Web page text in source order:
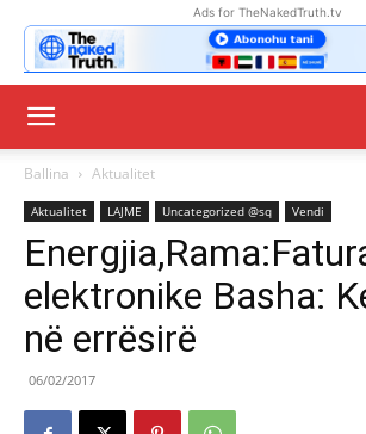
Ads for TheNakedTruth.tv
Ballina Aktualitet
Aktualitet LAJME Uncategorized @sq Vendi
elektronike Basha:
në errësirë
06/02/2017